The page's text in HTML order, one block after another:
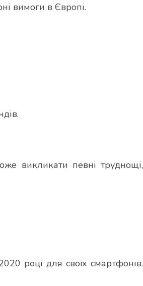
вимоги в Європі.
викликати певні труднощі,
році для своїх смартфонів.